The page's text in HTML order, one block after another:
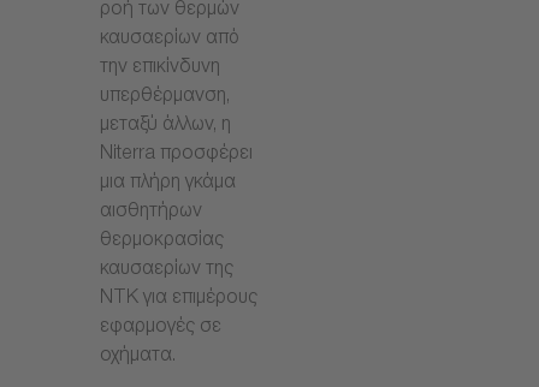
ροή των θερμών
καυσαερίων από
την επικίνδυνη
υπερθέρμανση,
μεταξύ άλλων, η
Niterra προσφέρει
μια πλήρη γκάμα
αισθητήρων
θερμοκρασίας
καυσαερίων της
NTK για επιμέρους
εφαρμογές σε
οχήματα.